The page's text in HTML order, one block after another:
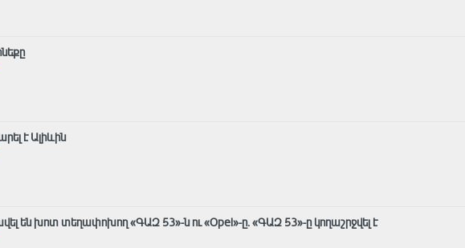
է Ալիևին
են խոտ տեղափոխող «ԳԱԶ 53»-ն ու «Opel»-ը. «ԳԱԶ 53»-ը կողաշրջվել է